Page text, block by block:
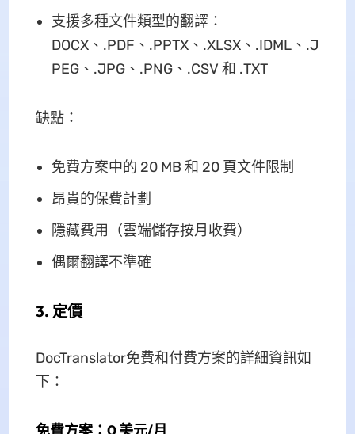
支援多種文件類型的翻譯：
DOCX、.PDF、.PPTX、.XLSX、.IDML、.J
PEG、.JPG、.PNG、.CSV 和 .TXT
缺點：
免費方案中的 20 MB 和 20 頁文件限制
昂貴的保費計劃
隱藏費用（雲端儲存按月收費）
偶爾翻譯不準確
3. 定價
DocTranslator免費和付費方案的詳細資訊如
下：